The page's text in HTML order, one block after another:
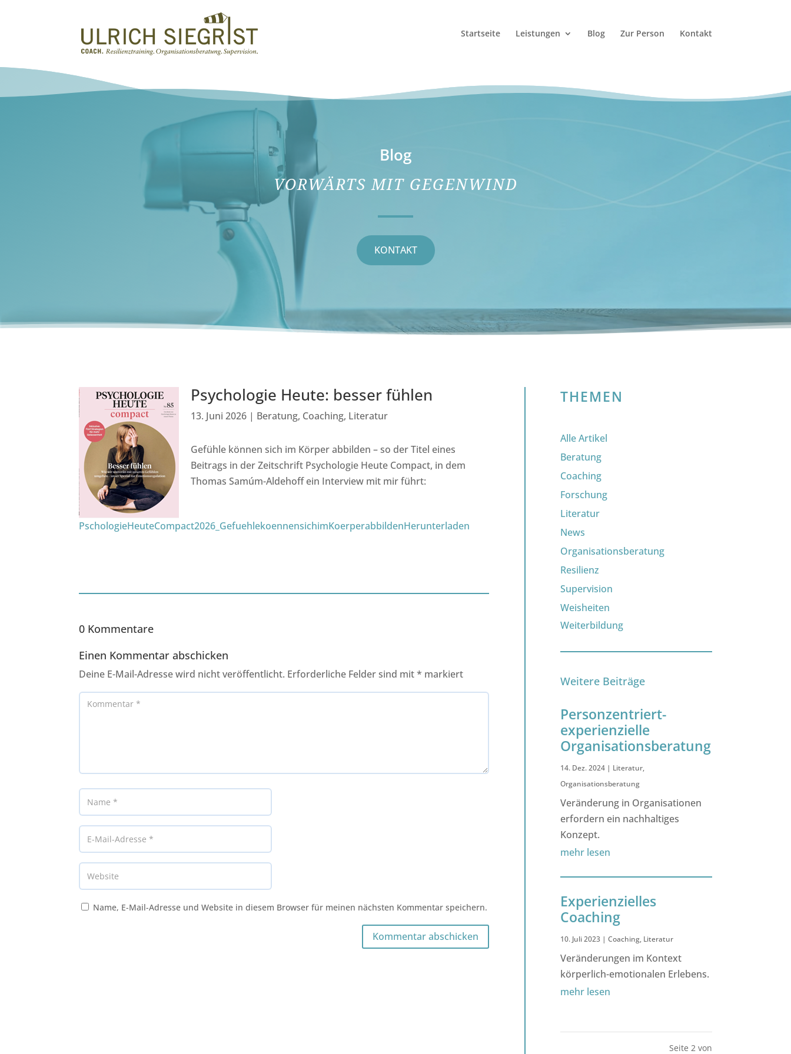
Startseite Leistungen Blog Zur Person Kontakt
Blog
VORWÄRTS MIT GEGENWIND
KONTAKT
Psychologie Heute: besser fühlen
13. Juni 2026 | Beratung, Coaching, Literatur
Gefühle können sich im Körper abbilden – so der Titel eines
Beitrags in der Zeitschrift Psychologie Heute Compact, in dem
Thomas Samúm-Aldehoff ein Interview mit mir führt:
PschologieHeuteCompact2026_GefuehlekoennensichimKoerperabbildenHerunterladen
0 Kommentare
Einen Kommentar abschicken
Deine E-Mail-Adresse wird nicht veröffentlicht. Erforderliche Felder sind mit* markiert
Name, E-Mail-Adresse und Website in diesem Browser für meinen nächsten Kommentar speichern.
Kommentar abschicken
THEMEN
Alle Artikel
Beratung
Coaching
Forschung
Literatur
News
Organisationsberatung
Resilienz
Supervision
Weisheiten
Weiterbildung
Weitere Beiträge
Personzentriert-
experienzielle
Organisationsberatung
14. Dez. 2024| Literatur,
Organisationsberatung
Veränderung in Organisationen
erfordern ein nachhaltiges
Konzept.
mehr lesen
Experienzielles
Coaching
10. Juli 2023| Coaching, Literatur
Veränderungen im Kontext
körperlich-emotionalen Erlebens.
mehr lesen
Seite 2 von